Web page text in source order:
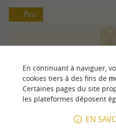
Pau
En continuant à naviguer,
cookies tiers à des fins de
Certaines pages du site
les plateformes déposent
EN